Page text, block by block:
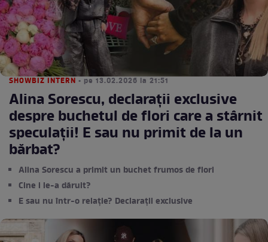
SHOWBIZ INTERN • pe 13.02.2026 la 21:51
Alina Sorescu, declarații exclusive
despre buchetul de flori care a stârnit
speculații! E sau nu primit de la un
bărbat?
Alina Sorescu a primit un buchet frumos de flori
Cine i le-a dăruit?
E sau nu într-o relație? Declarații exclusive